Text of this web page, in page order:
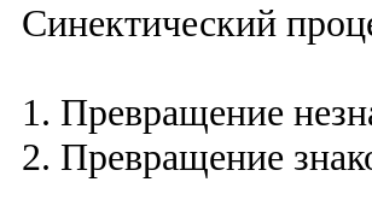
Синектический
1. Превращение
2. Превращение